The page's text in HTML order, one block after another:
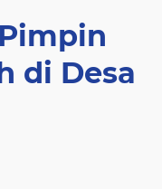
di Desa